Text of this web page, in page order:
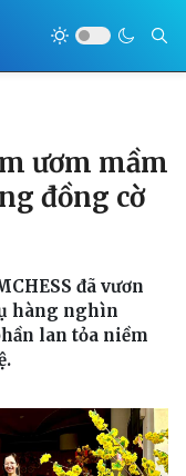
ươm mầm
đồng cờ
đã vươn
hàng nghìn
lan tỏa niềm